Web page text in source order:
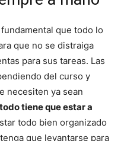
que todo lo
que no se distraiga
para sus tareas. Las
del curso y
necesiten ya sean
todo tiene que estar a
todo bien organizado
que levantarse para